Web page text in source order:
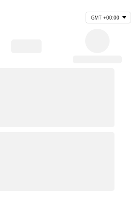
GMT +00:00